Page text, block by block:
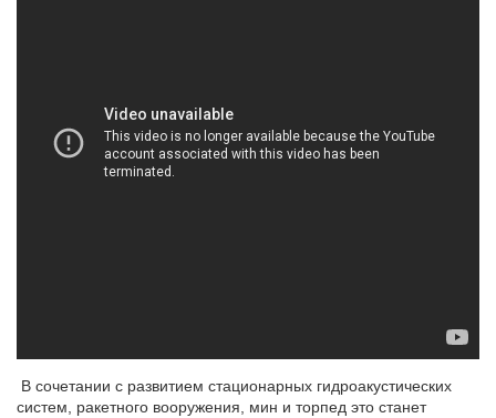
В сочетании с развитием стационарных гидроакустических
систем, ракетного вооружения, мин и торпед это станет